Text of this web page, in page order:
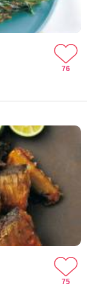
76
75